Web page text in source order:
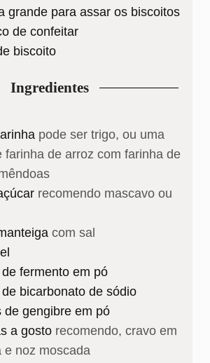
grande para assar os biscoitos
de confeitar
biscoito
Ingredientes
pode ser trigo, ou uma
farinha de arroz com farinha de
recomendo mascavo ou
com sal
fermento em pó
bicarbonato de sódio
de gengibre em pó
a gosto recomendo, cravo em
e noz moscada